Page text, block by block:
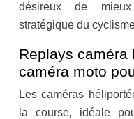
désireux de
stratégique du
Replays caméra
caméra moto
Les caméras
la course, idéale